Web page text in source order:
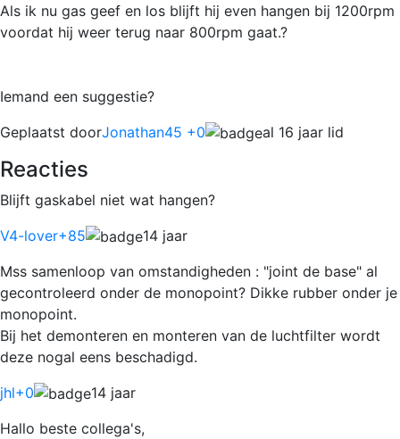
Als ik nu gas geef en los blijft hij even hangen bij 1200rpm
voordat hij weer terug naar 800rpm gaat.?
Iemand een suggestie?
Geplaatst doorJonathan45 +0 al 16 jaar lid
Reacties
Blijft gaskabel niet wat hangen?
V4-lover+85
14 jaar
Mss samenloop van omstandigheden : "joint de base" al
gecontroleerd onder de monopoint? Dikke rubber onder je
monopoint.
Bij het demonteren en monteren van de luchtfilter wordt
deze nogal eens beschadigd.
jhl+0
14 jaar
Hallo beste collega's,